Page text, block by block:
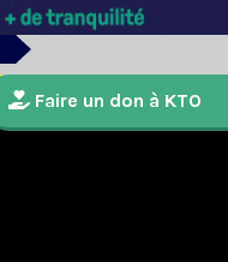
Faire un don à KTO